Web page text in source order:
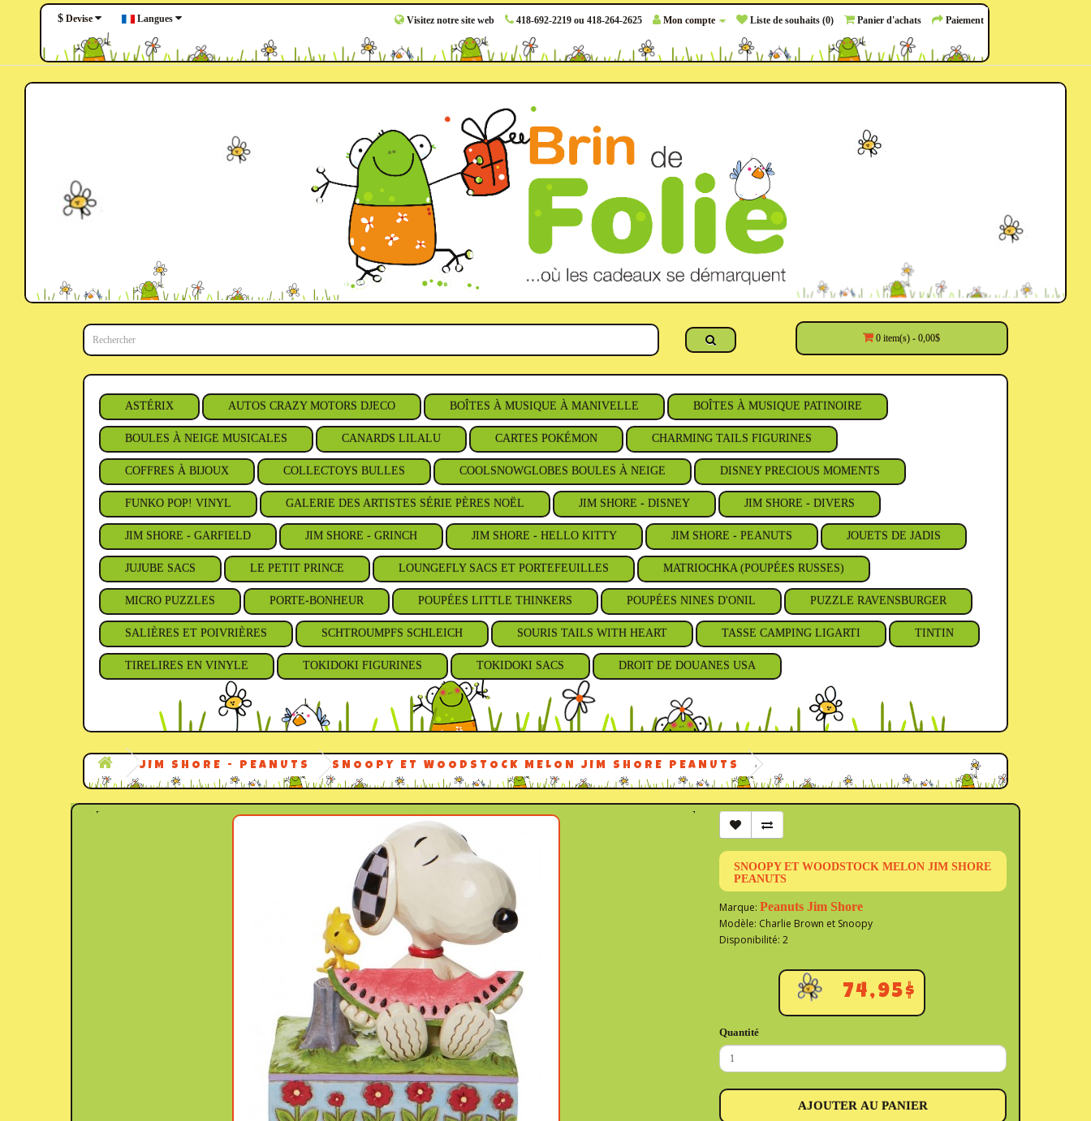
$ Devise Langues Visitez notre site web 418-692-2219 ou 418-264-2625 Mon compte Liste de souhaits (0) Panier d'achats Paiement
0 item(s) - 0,00$
ASTÉRIX AUTOS CRAZY MOTORS DJECO BOÎTES À MUSIQUE À MANIVELLE BOÎTES À MUSIQUE PATINOIRE
BOULES À NEIGE MUSICALES CANARDS LILALU CARTES POKÉMON CHARMING TAILS FIGURINES
COFFRES À BIJOUX COLLECTOYS BULLES COOLSNOWGLOBES BOULES À NEIGE DISNEY PRECIOUS MOMENTS
FUNKO POP! VINYL GALERIE DES ARTISTES SÉRIE PÈRES NOËL JIM SHORE - DISNEY JIM SHORE - DIVERS
JIM SHORE - GARFIELD JIM SHORE - GRINCH JIM SHORE - HELLO KITTY JIM SHORE - PEANUTS JOUETS DE JADIS
JUJUBE SACS LE PETIT PRINCE LOUNGEFLY SACS ET PORTEFEUILLES MATRIOCHKA (POUPÉES RUSSES)
MICRO PUZZLES PORTE-BONHEUR POUPÉES LITTLE THINKERS POUPÉES NINES D'ONIL PUZZLE RAVENSBURGER
SALIÈRES ET POIVRIÈRES SCHTROUMPFS SCHLEICH SOURIS TAILS WITH HEART TASSE CAMPING LIGARTI TINTIN
TIRELIRES EN VINYLE TOKIDOKI FIGURINES TOKIDOKI SACS DROIT DE DOUANES USA
JIM SHORE - PEANUTS SNOOPY ET WOODSTOCK MELON JIM SHORE PEANUTS
SNOOPY ET WOODSTOCK MELON JIM SHORE
PEANUTS
Marque:Peanuts Jim Shore
Modèle: Charlie Brown et Snoopy
Disponibilité: 2
74,95$
Quantité
AJOUTER AU PANIER